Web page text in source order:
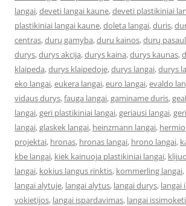
langai,deveti langai kaune,deveti plastikiniai
plastikiniai langai kaune,doleta langai,duris,
centras,durų gamyba,duru kainos,durų
durys,durys akcija,durys kaina,durys kaunas,
klaipeda,durys klaipedoje,durys langai,durys
eko langai,eukera langai,euro langai,evaldo
vidaus durys,fauga langai,gaminame duris,
langai,geri plastikiniai langai,geriausi langai,
langai,glaskek langai, heinzmann langai,
projektai, hronas, hronas langai, hrono langai,
kbe langai, kiek kainuoja plastikiniai langai,
langai, kokius langus rinktis, kommerling langai,
langai alytuje, langai alytus, langai durys, langai
vokietijos, langai ispardavimas, langai